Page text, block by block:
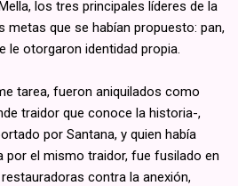
los tres principales líderes de la
metas que se habían propuesto: pan,
le otorgaron identidad propia.
tarea, fueron aniquilados como
traidor que conoce la historia-,
por Santana, y quien había
por el mismo traidor, fue fusilado en
contra la anexión,